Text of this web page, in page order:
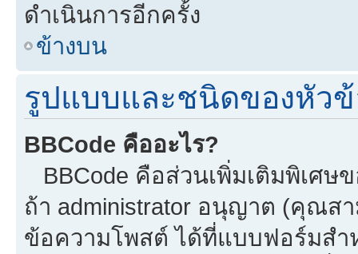
ดำเนินการอีกครั้ง
ข้างบน
รูปแบบและชนิดของหัว
BBCode คืออะไร?
BBCode คือส่วนเพิ่มเติมพิเศษ
ถ้า administrator อนุญาต (คุณส
ข้อความโพสต์ ได้ที่แบบฟอร์มสำ